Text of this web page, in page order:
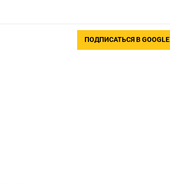
ПОДПИСАТЬСЯ В GOOGLE